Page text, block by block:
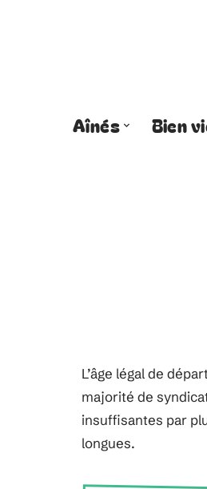
Aînés Bien
L’âge légal de
majorité de
insuffisantes par
longues.